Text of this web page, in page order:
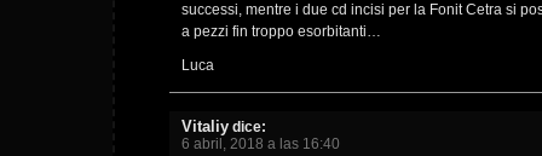
successi, mentre i due cd incisi per la Fonit Cetra si
a pezzi fin troppo esorbitanti…
Luca
Vitaliy dice:
6 abril, 2018 a las 16:40